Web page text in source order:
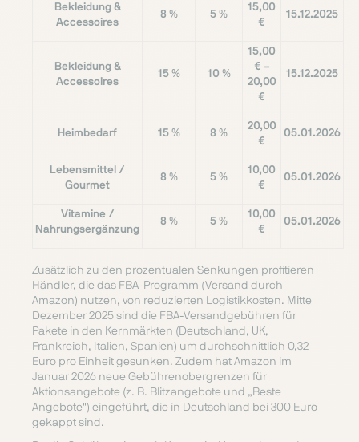
Bekleidung &
Accessoires
8 % 5 %
15,00
€
15.12.2025
Bekleidung &
Accessoires
15 % 10 %
15,00
€ –
20,00
€
15.12.2025
Heimbedarf 15 % 8 %
20,00
€
05.01.2026
Lebensmittel /
Gourmet
8 % 5 %
10,00
€
05.01.2026
Vitamine /
Nahrungsergänzung
8 % 5 %
10,00
€
05.01.2026
Zusätzlich zu den prozentualen Senkungen profitieren
Händler, die das FBA-Programm (Versand durch
Amazon) nutzen, von reduzierten Logistikkosten. Mitte
Dezember 2025 sind die FBA-Versandgebühren für
Pakete in den Kernmärkten (Deutschland, UK,
Frankreich, Italien, Spanien) um durchschnittlich 0,32
Euro pro Einheit gesunken. Zudem hat Amazon im
Januar 2026 neue Gebührenobergrenzen für
Aktionsangebote (z. B. Blitzangebote und „Beste
Angebote") eingeführt, die in Deutschland bei 300 Euro
gekappt sind.